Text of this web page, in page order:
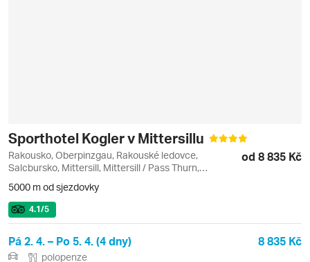
Sporthotel Kogler v Mittersillu
Rakousko, Oberpinzgau, Rakouské ledovce,
Salcbursko, Mittersill, Mittersill / Pass Thurn,
od 8 835 Kč
5000 m od sjezdovky
4.1/5
Pá 2. 4. – Po 5. 4. (4 dny) 8 835 Kč
polopenze